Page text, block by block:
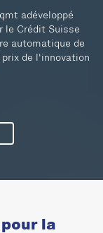
adéveloppé
le Crédit Suisse
automatique de
de l'innovation
la